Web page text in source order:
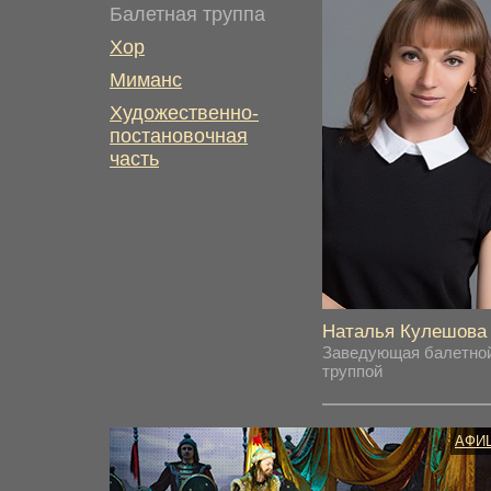
Балетная труппа
Хор
Миманс
Художественно-
постановочная
часть
Наталья Кулешова
Заведующая
труппой